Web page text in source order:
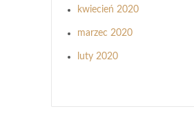
kwiecień 2020
marzec 2020
luty 2020